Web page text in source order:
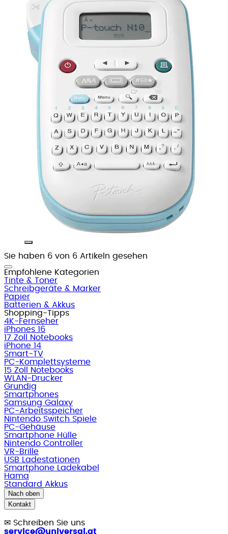
Sie haben 6 von 6 Artikeln gesehen
Empfohlene Kategorien
Tinte & Toner
Schreibgeräte & Marker
Papier
Batterien & Akkus
Shopping-Tipps
4K-Fernseher
iPhones 16
17 Zoll Notebooks
iPhone 14
Smart-TV
PC-Komplettsysteme
15 Zoll Notebooks
WLAN-Drucker
Grundig
Smartphones
Samsung Galaxy
PC-Arbeitsspeicher
Nintendo Switch Spiele
PC-Gehäuse
Smartphone Hülle
Nintendo Controller
VR-Brille
USB Ladestationen
Smartphone Ladekabel
Hama
Standard Akkus
Nach oben
Kontakt
✉ Schreiben Sie uns
service@universal.at